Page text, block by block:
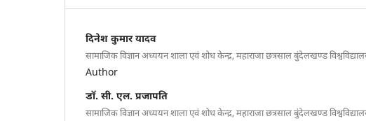
दिनेश कुमार यादव
सामाजिक विज्ञान अध्ययन शाला एवं शोध केन्द्र, महाराजा छत्रसाल बुंदेलखण्ड
Author
डॉ. सी. एल. प्रजापति
सामाजिक विज्ञान अध्ययन शाला एवं शोध केन्द्र, महाराजा छत्रसाल बुंदेलखण्ड